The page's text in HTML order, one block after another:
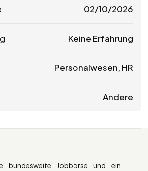
02/10/2026
Keine Erfahrung
Personalwesen, HR
Andere
bundesweite Jobbörse und ein